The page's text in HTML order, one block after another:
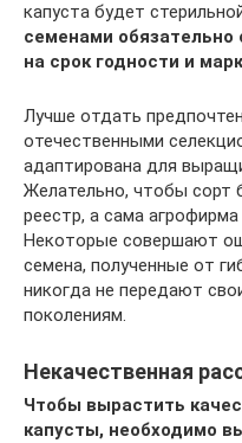
капуста будет
семенами
на срок годности и
Лучше отдать
отечественными
адаптирована для
Желательно, чтобы сорт
реестр, а сама
Некоторые совершают
семена, полученные от
никогда не передают
поколениям.
Некачественная
Чтобы вырастить
капусты, необходимо